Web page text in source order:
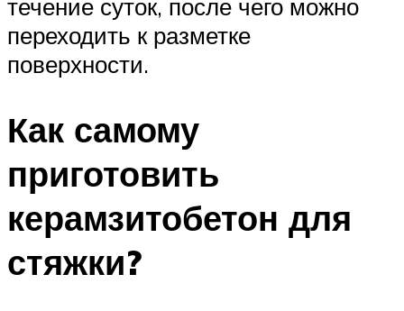
течение суток, после чего можно
переходить к разметке
поверхности.
Как самому
приготовить
керамзитобетон для
стяжки?